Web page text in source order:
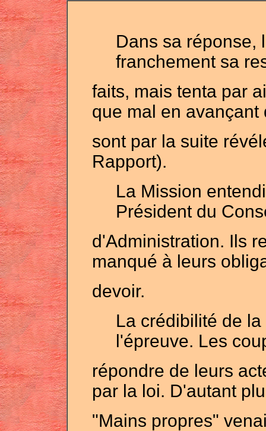
Dans sa réponse,
franchement sa
faits, mais tenta par
que mal en
sont par la suite
Rapport).
La Mission
Président du
d'Administration. Ils
manqué à leurs
devoir.
La crédibilité de
l'épreuve. Les
répondre de leurs
par la loi. D'autant
"Mains propres"